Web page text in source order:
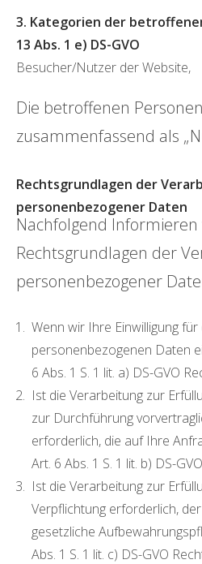
3. Kategorien der
13 Abs. 1 e) DS-GVO
Besucher/Nutzer der Website,
Die betroffenen
zusammenfassend als
Rechtsgrundlagen der
personenbezogener Daten
Nachfolgend Informieren
Rechtsgrundlagen der
personenbezogener
Wenn wir Ihre Einwilligung
personenbezogenen Daten
6 Abs. 1 S. 1 lit. a) DS-GVO
Ist die Verarbeitung zur
zur Durchführung
erforderlich, die auf Ihre
Art. 6 Abs. 1 S. 1 lit. b) DS-
Ist die Verarbeitung zur
Verpflichtung erforderlich,
gesetzliche
Abs. 1 S. 1 lit. c) DS-GVO